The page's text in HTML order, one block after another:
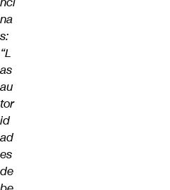
na
s:
“L
as
au
tor
id
ad
es
de